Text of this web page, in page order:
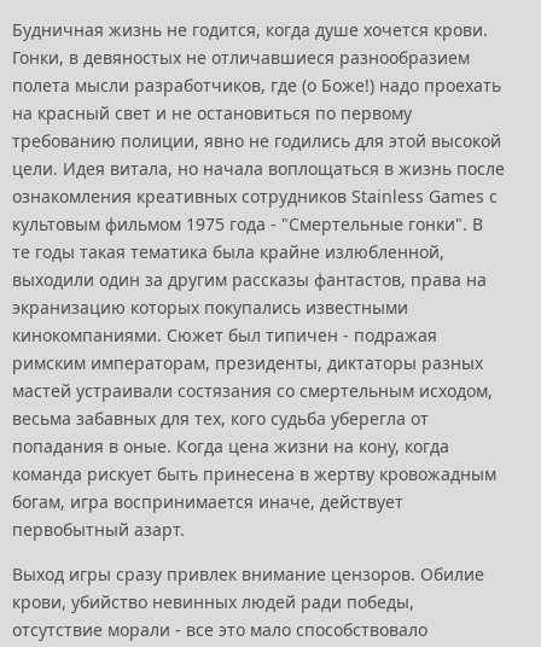
Будничная жизнь не годится, когда душе хочется крови.
Гонки, в девяностых не отличавшиеся разнообразием
полета мысли разработчиков, где (о Боже!) надо проехать
на красный свет и не остановиться по первому
требованию полиции, явно не годились для этой высокой
цели. Идея витала, но начала воплощаться в жизнь после
ознакомления креативных сотрудников Stainless Games с
культовым фильмом 1975 года - "Смертельные гонки". В
те годы такая тематика была крайне излюбленной,
выходили один за другим рассказы фантастов, права на
экранизацию которых покупались известными
кинокомпаниями. Сюжет был типичен - подражая
римским императорам, президенты, диктаторы разных
мастей устраивали состязания со смертельным исходом,
весьма забавных для тех, кого судьба уберегла от
попадания в оные. Когда цена жизни на кону, когда
команда рискует быть принесена в жертву кровожадным
богам, игра воспринимается иначе, действует
первобытный азарт.
Выход игры сразу привлек внимание цензоров. Обилие
крови, убийство невинных людей ради победы,
отсутствие морали - все это мало способствовало